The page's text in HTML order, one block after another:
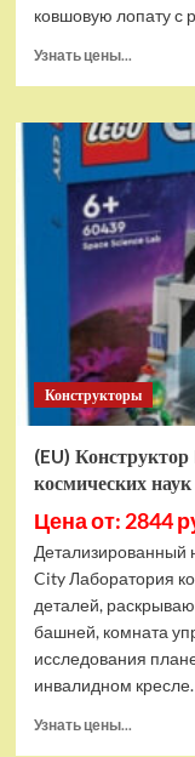
ковшовую лопату с
Узнать цены...
(EU)
LEGO
Technic
(42197)
Конструкторы
(EU)
космических
Цена от: 2844
Детализированный
City Лаборатория
деталей,
башней, комната
исследования
инвалидном
Узнать цены...